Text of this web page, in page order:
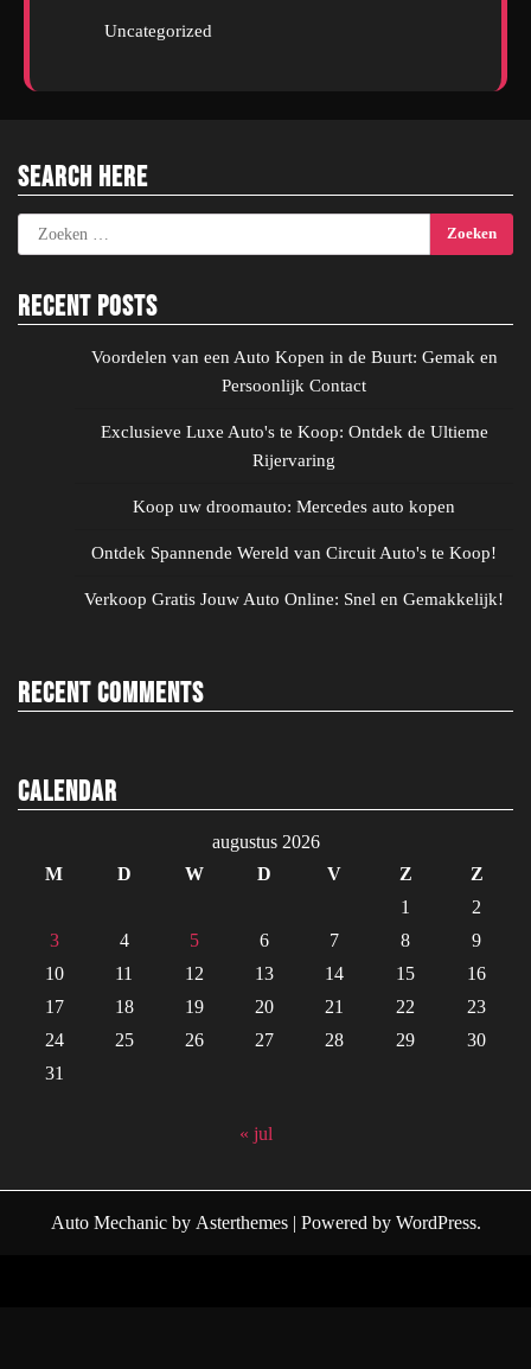
Uncategorized
Search Here
Zoeken
naar:
Recent Posts
Voordelen van een Auto Kopen in de Buurt: Gemak en
Persoonlijk Contact
Exclusieve Luxe Auto's te Koop: Ontdek de Ultieme
Rijervaring
Koop uw droomauto: Mercedes auto kopen
Ontdek Spannende Wereld van Circuit Auto's te Koop!
Verkoop Gratis Jouw Auto Online: Snel en Gemakkelijk!
Recent Comments
Calendar
augustus 2026
M
D W D V Z
Z
1
2
3
4 5 6 7 8
9
10
11 12 13 14 15
16
17
18 19 20 21 22
23
24
25 26 27 28 29
30
31
« jul
Auto Mechanicby Asterthemes| Powered by WordPress.